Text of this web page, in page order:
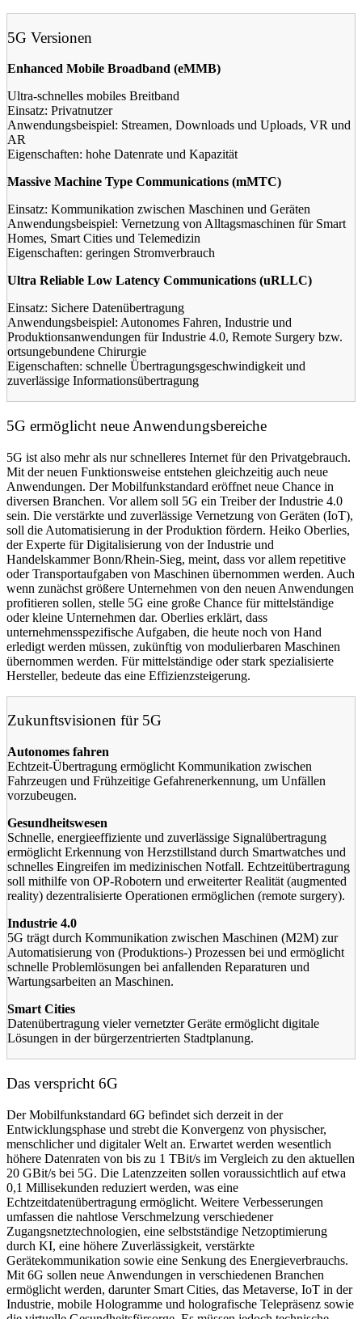
5G Versionen
Enhanced Mobile Broadband (eMMB)
Ultra-schnelles mobiles Breitband
Einsatz: Privatnutzer
Anwendungsbeispiel: Streamen, Downloads und Uploads, VR und
AR
Eigenschaften: hohe Datenrate und Kapazität
Massive Machine Type Communications (mMTC)
Einsatz: Kommunikation zwischen Maschinen und Geräten
Anwendungsbeispiel: Vernetzung von Alltagsmaschinen für Smart
Homes, Smart Cities und Telemedizin
Eigenschaften: geringen Stromverbrauch
Ultra Reliable Low Latency Communications (uRLLC)
Einsatz: Sichere Datenübertragung
Anwendungsbeispiel: Autonomes Fahren, Industrie und
Produktionsanwendungen für Industrie 4.0, Remote Surgery bzw.
ortsungebundene Chirurgie
Eigenschaften: schnelle Übertragungsgeschwindigkeit und
zuverlässige Informationsübertragung
5G ermöglicht neue Anwendungsbereiche
5G ist also mehr als nur schnelleres Internet für den Privatgebrauch.
Mit der neuen Funktionsweise entstehen gleichzeitig auch neue
Anwendungen. Der Mobilfunkstandard eröffnet neue Chance in
diversen Branchen. Vor allem soll 5G ein Treiber der Industrie 4.0
sein. Die verstärkte und zuverlässige Vernetzung von Geräten (IoT),
soll die Automatisierung in der Produktion fördern. Heiko Oberlies,
der Experte für Digitalisierung von der Industrie und
Handelskammer Bonn/Rhein-Sieg, meint, dass vor allem repetitive
oder Transportaufgaben von Maschinen übernommen werden. Auch
wenn zunächst größere Unternehmen von den neuen Anwendungen
profitieren sollen, stelle 5G eine große Chance für mittelständige
oder kleine Unternehmen dar. Oberlies erklärt, dass
unternehmensspezifische Aufgaben, die heute noch von Hand
erledigt werden müssen, zukünftig von modulierbaren Maschinen
übernommen werden. Für mittelständige oder stark spezialisierte
Hersteller, bedeute das eine Effizienzsteigerung.
Zukunftsvisionen für 5G
Autonomes fahren
Echtzeit-Übertragung ermöglicht Kommunikation zwischen
Fahrzeugen und Frühzeitige Gefahrenerkennung, um Unfällen
vorzubeugen.
Gesundheitswesen
Schnelle, energieeffiziente und zuverlässige Signalübertragung
ermöglicht Erkennung von Herzstillstand durch Smartwatches und
schnelles Eingreifen im medizinischen Notfall. Echtzeitübertragung
soll mithilfe von OP-Robotern und erweiterter Realität (augmented
reality) dezentralisierte Operationen ermöglichen (remote surgery).
Industrie 4.0
5G trägt durch Kommunikation zwischen Maschinen (M2M) zur
Automatisierung von (Produktions-) Prozessen bei und ermöglicht
schnelle Problemlösungen bei anfallenden Reparaturen und
Wartungsarbeiten an Maschinen.
Smart Cities
Datenübertragung vieler vernetzter Geräte ermöglicht digitale
Lösungen in der bürgerzentrierten Stadtplanung.
Das verspricht 6G
Der Mobilfunkstandard 6G befindet sich derzeit in der
Entwicklungsphase und strebt die Konvergenz von physischer,
menschlicher und digitaler Welt an. Erwartet werden wesentlich
höhere Datenraten von bis zu 1 TBit/s im Vergleich zu den aktuellen
20 GBit/s bei 5G. Die Latenzzeiten sollen voraussichtlich auf etwa
0,1 Millisekunden reduziert werden, was eine
Echtzeitdatenübertragung ermöglicht. Weitere Verbesserungen
umfassen die nahtlose Verschmelzung verschiedener
Zugangsnetztechnologien, eine selbstständige Netzoptimierung
durch KI, eine höhere Zuverlässigkeit, verstärkte
Gerätekommunikation sowie eine Senkung des Energieverbrauchs.
Mit 6G sollen neue Anwendungen in verschiedenen Branchen
ermöglicht werden, darunter Smart Cities, das Metaverse, IoT in der
Industrie, mobile Hologramme und holografische Telepräsenz sowie